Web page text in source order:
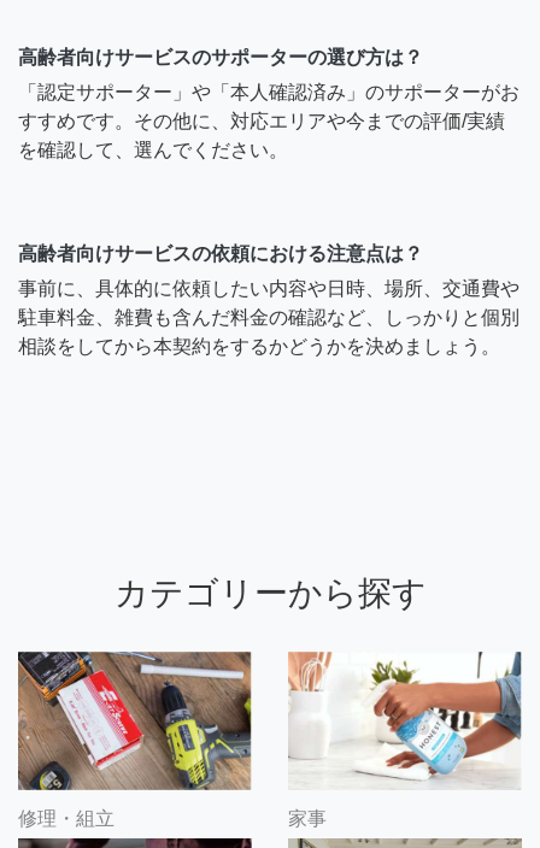
高齢者向けサービスのサポーターの選び方は？
「認定サポーター」や「本人確認済み」のサポーターがお
すすめです。その他に、対応エリアや今までの評価/実績
を確認して、選んでください。
高齢者向けサービスの依頼における注意点は？
事前に、具体的に依頼したい内容や日時、場所、交通費や
駐車料金、雑費も含んだ料金の確認など、しっかりと個別
相談をしてから本契約をするかどうかを決めましょう。
カテゴリーから探す
修理・組立 家事